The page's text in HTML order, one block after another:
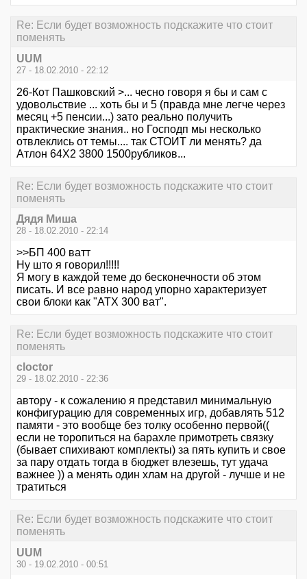
Re: Если будет возможность подскажите что стоит
поменять
UUM
27 - 18.02.2010 - 22:12
26-Кот Пашковский >... чесно говоря я бы и сам с
удовольствие ... хоть бы и 5 (правда мне легче через
месяц +5 пенсии...) зато реально получить
практические знания.. но Господп мы несколько
отвлеклись от темы.... так СТОИТ ли менять? да
Атлон 64Х2 3800 1500рубликов...
Re: Если будет возможность подскажите что стоит
поменять
Дядя Миша
28 - 18.02.2010 - 22:14
>>БП 400 ватт
Ну што я говорил!!!!!
Я могу в каждой теме до бесконечности об этом
писать. И все равно народ упорно характеризует
свои блоки как "ATX 300 ват".
Re: Если будет возможность подскажите что стоит
поменять
cloctor
29 - 18.02.2010 - 22:36
автору - к сожалению я представил минимальную
конфигурацию для современных игр, добавлять 512
памяти - это вообще без толку особенно первой((
если не торопиться на барахле примотреть связку
(бывает спихивают комплекты) за пять купить и свое
за пару отдать тогда в бюджет влезешь, тут удача
важнее )) а менять один хлам на другой - лучше и не
тратиться
Re: Если будет возможность подскажите что стоит
поменять
UUM
30 - 19.02.2010 - 00:51